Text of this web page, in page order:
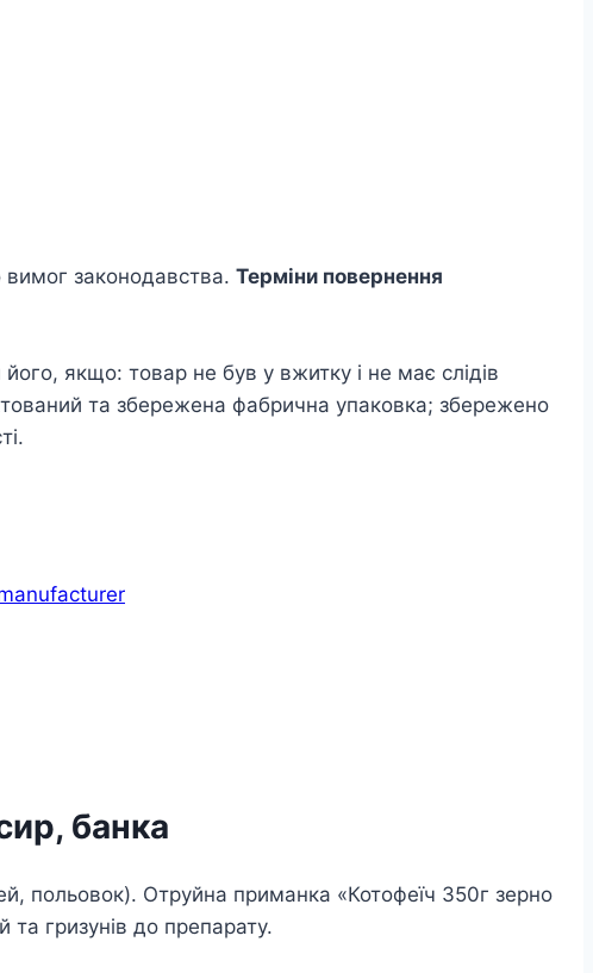
вимог законодавства. Терміни повернення
якщо: товар не був у вжитку і не має слідів
та збережена фабрична упаковка; збережено
банка
польовок). Отруйна приманка «Котофеїч 350г зерно
гризунів до препарату.